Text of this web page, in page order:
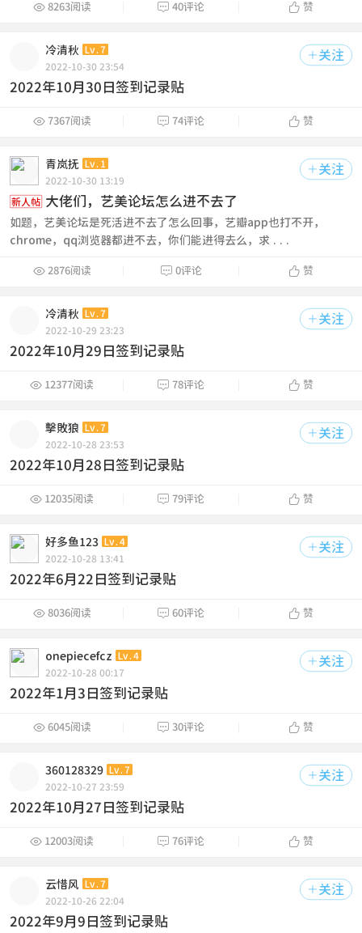
 8263阅读  40评论  赞
 关注
冷清秋
Lv.7
2022-10-30 23:54
2022年10月30日签到记录贴
 7367阅读  74评论  赞
 关注
青岚抚 Lv.1
2022-10-30 13:19
新人帖 大佬们，艺美论坛怎么进不去了
如题，艺美论坛是死活进不去了怎么回事，艺瓣app也打不开，
chrome，qq浏览器都进不去，你们能进得去么，求 ...
 2876阅读  0评论  赞
 关注
冷清秋
Lv.7
2022-10-29 23:23
2022年10月29日签到记录贴
 12377阅读  78评论  赞
 关注
擊敗狼
Lv.7
2022-10-28 23:53
2022年10月28日签到记录贴
 12035阅读  79评论  赞
 关注
好多鱼123 Lv.4
2022-10-28 13:41
2022年6月22日签到记录贴
 8036阅读  60评论  赞
 关注
onepiecefcz
Lv.4
2022-10-28 00:17
2022年1月3日签到记录贴
 6045阅读  30评论  赞
 关注
360128329 Lv.7
2022-10-27 23:59
2022年10月27日签到记录贴
 12003阅读  76评论  赞
 关注
云惜风
Lv.7
2022-10-26 22:04
2022年9月9日签到记录贴